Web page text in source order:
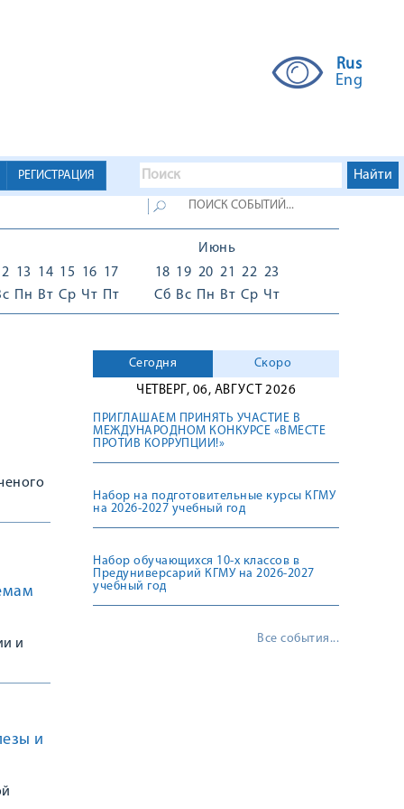
Rus
Eng
РЕГИСТРАЦИЯ
13
Пн
14
Вт
15
Ср
16
Чт
17
Пт
Июнь
18
Сб
19
Вс
20
Пн
21
Вт
22
Ср
23
Чт
и
и
Сегодня
Скоро
ЧЕТВЕРГ, 06, АВГУСТ 2026
ПРИГЛАШАЕМ ПРИНЯТЬ УЧАСТИЕ В
МЕЖДУНАРОДНОМ КОНКУРСЕ «ВМЕСТЕ
ПРОТИВ КОРРУПЦИИ!»
Набор на подготовительные курсы КГМУ
на 2026-2027 учебный год
Набор обучающихся 10-х классов в
Предуниверсарий КГМУ на 2026-2027
учебный год
Все события...